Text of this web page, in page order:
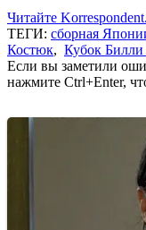
Читайте
ТЕГИ: сборная
Костюк, Кубок
Если вы заметили
нажмите Ctrl+Enter,